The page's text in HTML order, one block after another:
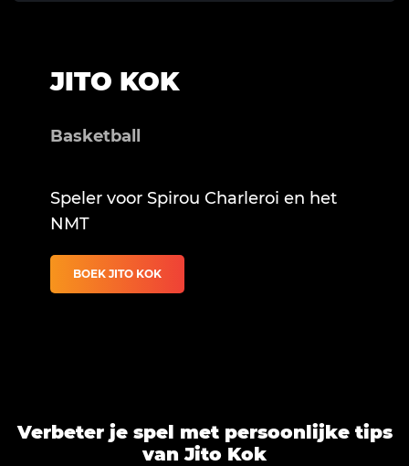
JITO KOK
Basketball
Speler voor Spirou Charleroi en het
NMT
BOEK JITO KOK
Verbeter je spel met persoonlijke tips
van Jito Kok